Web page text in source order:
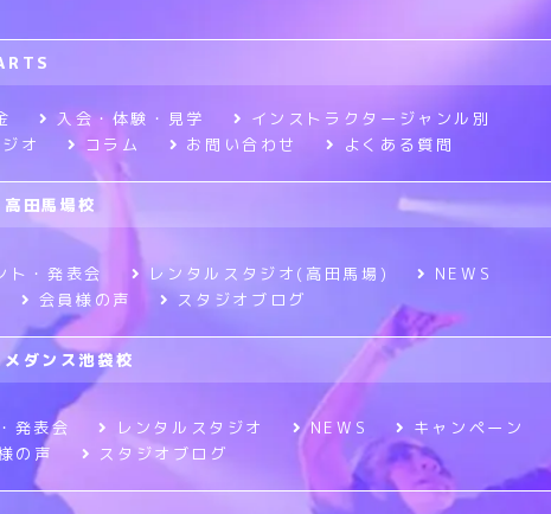
入会・体験・見学
インストラクタージャンル別
オ コラム お問い合わせ よくある質問
田馬場校
ト・発表会 レンタルスタジオ(高田馬場)
NEWS
会員様の声 スタジオブログ
ダンス池袋校
発表会 レンタルスタジオ NEWS
キャンペーン
の声 スタジオブログ